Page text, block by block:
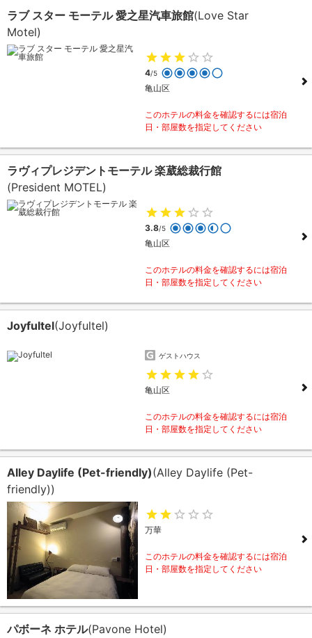
ラブ スター モーテル 愛之星汽車旅館(Love Star
Motel)
4/5
亀山区
このホテルの料金を確認するには宿泊
日・部屋数を指定してください
ラヴィプレジデントモーテル 楽葳総裁行館
(President MOTEL)
3.8/5
亀山区
このホテルの料金を確認するには宿泊
日・部屋数を指定してください
Joyfultel(Joyfultel)
ゲストハウス
亀山区
このホテルの料金を確認するには宿泊
日・部屋数を指定してください
Alley Daylife (Pet-friendly)(Alley Daylife (Pet-
friendly))
万華
このホテルの料金を確認するには宿泊
日・部屋数を指定してください
パボーネ ホテル(Pavone Hotel)